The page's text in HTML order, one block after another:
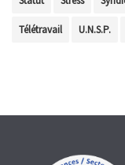
Télétravail U.N.S.P.